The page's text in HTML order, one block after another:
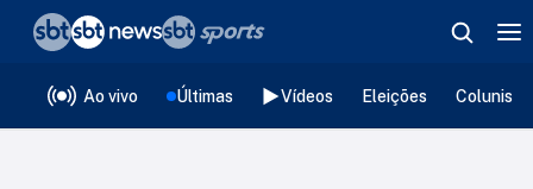
Ao vivo Últimas Vídeos Eleições
❮voltar
Editorias